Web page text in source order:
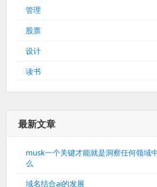
管理
股票
设计
读书
最新文章
musk一个关键才能就是洞察任何领域
么
域名结合ai的发展